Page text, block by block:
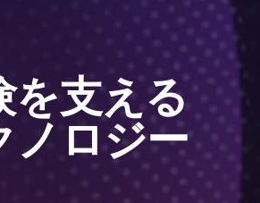
を​支える
ノロジー